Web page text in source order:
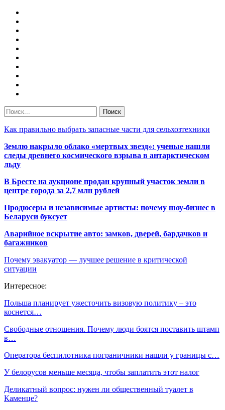
Как правильно выбрать запасные части для сельхозтехники
Землю накрыло облако «мертвых звезд»: ученые нашли
следы древнего космического взрыва в антарктическом
льду
В Бресте на аукционе продан крупный участок земли в
центре города за 2,7 млн рублей
Продюсеры и независимые артисты: почему шоу-бизнес в
Беларуси буксует
Аварийное вскрытие авто: замков, дверей, бардачков и
багажников
Почему эвакуатор — лучшее решение в критической
ситуации
Интересное:
Польша планирует ужесточить визовую политику – это
коснется…
Свободные отношения. Почему люди боятся поставить штамп
в…
Оператора беспилотника пограничники нашли у границы с…
У белорусов меньше месяца, чтобы заплатить этот налог
Деликатный вопрос: нужен ли общественный туалет в
Каменце?